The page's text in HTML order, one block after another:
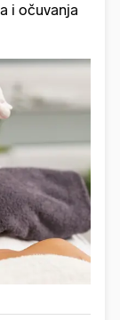
i očuvanja